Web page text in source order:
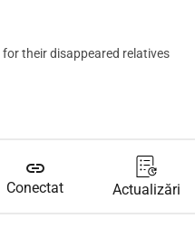
their disappeared relatives
link
Conectat Actualizări